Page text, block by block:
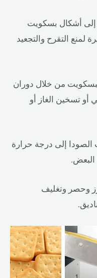
إلى أشكال بسكويت
لمنع التقرح والتجعيد
من خلال دوران
أو تسخين الغاز أو
الصودا إلى درجة حرارة
البعض.
وحصر وتغليف